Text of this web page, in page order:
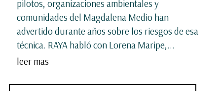
pilotos, organizaciones ambientales y
comunidades del Magdalena Medio han
advertido durante años sobre los riesgos de esa
técnica. RAYA habló con Lorena Maripe,...
leer mas